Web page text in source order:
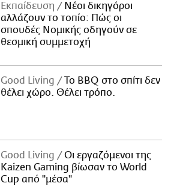
Εκπαίδευση
Νέοι δικηγόροι
αλλάζουν το τοπίο: Πώς οι
σπουδές Νομικής οδηγούν σε
θεσμική συμμετοχή
Good Living
Το BBQ στο σπίτι δεν
θέλει χώρο. Θέλει τρόπο.
Good Living
Οι εργαζόμενοι της
Kaizen Gaming βίωσαν το World
Cup από "μέσα"